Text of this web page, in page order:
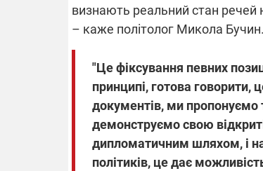
визнають реальний стан
– каже політолог Микола Бучин.
"Це фіксування певних
принципі, готова говорити,
документів, ми пропонуємо
демонструємо свою
дипломатичним шляхом, і
політиків, це дає